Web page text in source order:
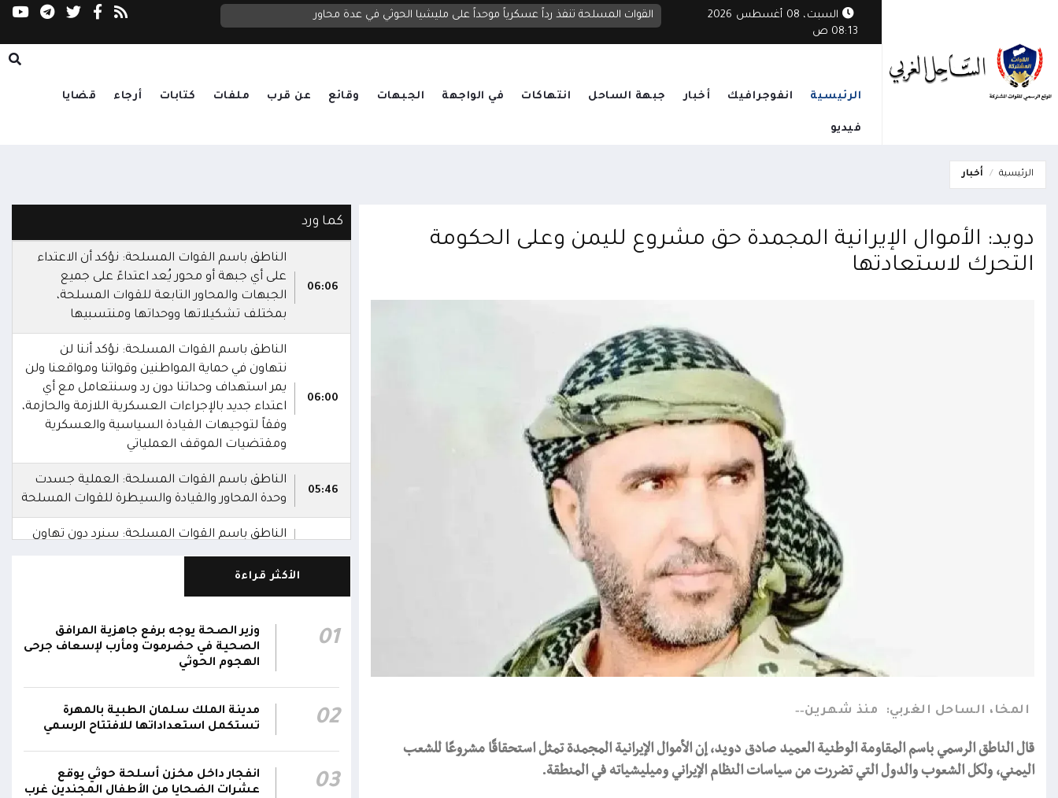
السبت، 08 أغسطس 2026
08:13 ص
القوات المسلحة تنفذ رداً عسكرياً موحداً على مليشيا الحوثي في عدة محاور السعدي يحذر مجلس الأمن: الحوثيون
الرئيسية انفوجرافيك أخبار جبهة الساحل انتهاكات في الواجهة الجبهات وقائع عن قرب ملفات كتابات أرجاء قضايا
فيديو
الرئيسية أخبار
دويد: الأموال الإيرانية المجمدة حق مشروع لليمن وعلى الحكومة
التحرك لاستعادتها
المخا، الساحل الغربي: منذ شهرين
قال الناطق الرسمي باسم المقاومة الوطنية العميد صادق دويد، إن الأموال الإيرانية المجمدة تمثل استحقاقًا مشروعًا للشعب
اليمني، ولكل الشعوب والدول التي تضررت من سياسات النظام الإيراني وميليشياته في المنطقة.
كما ورد
06:06
الناطق باسم القوات المسلحة: نؤكد أن الاعتداء
على أي جبهة أو محور يُعد اعتداءً على جميع
الجبهات والمحاور التابعة للقوات المسلحة،
بمختلف تشكيلاتها ووحداتها ومنتسبيها
06:00
الناطق باسم القوات المسلحة: نؤكد أننا لن
نتهاون في حماية المواطنين وقواتنا ومواقعنا ولن
يمر استهداف وحداتنا دون رد وسنتعامل مع أي
اعتداء جديد بالإجراءات العسكرية اللازمة والحازمة،
وفقاً لتوجيهات القيادة السياسية والعسكرية
ومقتضيات الموقف العملياتي
05:46
الناطق باسم القوات المسلحة: العملية جسدت
وحدة المحاور والقيادة والسيطرة للقوات المسلحة
الناطق باسم القوات المسلحة: سنرد دون تهاون
حال استمرت اعتداءات الحوثيين الغادرة
05:34
المقاومة الوطنية تصد هجوماً حوثياً في جبهتي
الحيمة بالتحيتا وحيس جنوب الحديدة
بصورة دائمة لمتابعة التطورات الميدانية والأمنية
واتخاذ ما يلزم من إجراءات بصورة عاجلة ومستمرة
بما يضمن سرعة الاستجابة للتصعيد الحوثي
والتعامل مع تداعياته على مختلف المستويات
الأكثر قراءة
01
وزير الصحة يوجه برفع جاهزية المرافق
الصحية في حضرموت ومأرب لإسعاف جرحى
الهجوم الحوثي
02
مدينة الملك سلمان الطبية بالمهرة
تستكمل استعداداتها للافتتاح الرسمي
03
انفجار داخل مخزن أسلحة حوثي يوقع
عشرات الضحايا من الأطفال المجندين غرب